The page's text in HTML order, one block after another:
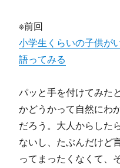
※前回
小学生くらいの子供が
語ってみる
パッと手を付けてみた
かどうかって自然にわ
だろう。大人からした
ないし、たぶんだけど
ってまったくなくて、